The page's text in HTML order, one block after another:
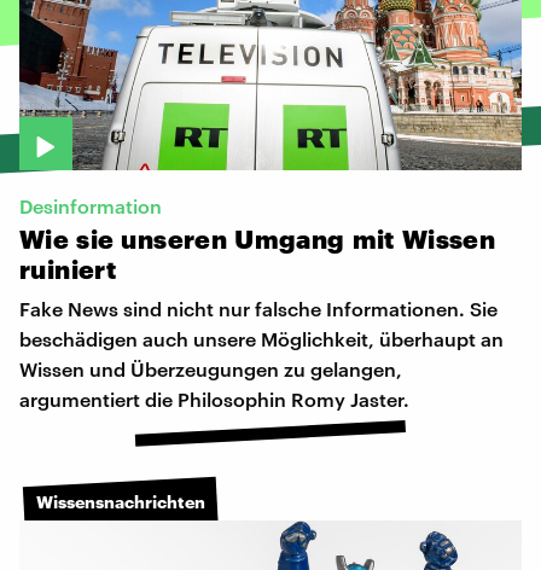
Desinformation
Wie sie unseren Umgang mit Wissen
ruiniert
Fake News sind nicht nur falsche Informationen. Sie
beschädigen auch unsere Möglichkeit, überhaupt an
Wissen und Überzeugungen zu gelangen,
argumentiert die Philosophin Romy Jaster.
Wissensnachrichten